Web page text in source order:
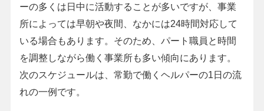
ーの多くは日中に活動することが多いですが、事業
所によっては早朝や夜間、なかには24時間対応して
いる場合もあります。そのため、パート職員と時間
を調整しながら働く事業所も多い傾向にあります。
次のスケジュールは、常勤で働くヘルパーの1日の流
れの一例です。